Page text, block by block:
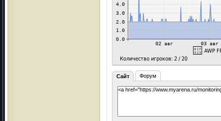
Сайт Форум